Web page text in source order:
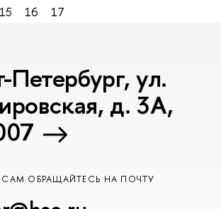
15 16 17
Петербург, ул.
д. 3А,
ОБРАЩАЙТЕСЬ НА ПОЧТУ